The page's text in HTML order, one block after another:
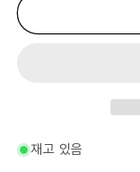
갈
신
갈
재고 있음